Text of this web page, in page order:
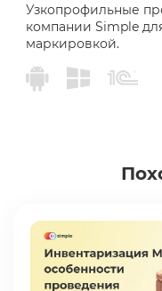
Узкопрофильные
компании Simple
маркировкой.